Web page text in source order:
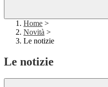
Home >
Novità >
Le notizie
Le notizie